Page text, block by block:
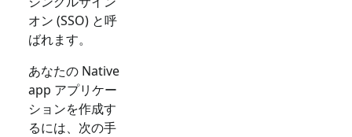
オン (SSO) と呼
ばれます。
あなたの Native
app アプリケー
ションを作成す
るには、次の手